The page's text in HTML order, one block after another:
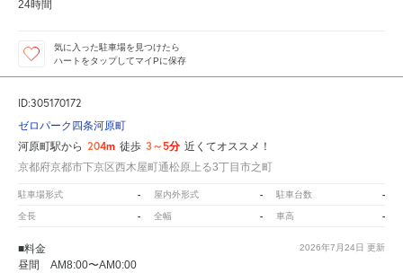
24時間
気に入った駐車場を見つけたら
ハートをタップしてマイPに保存
ID:305170172
ゼロパーク四条河原町
河原町駅から 204m 徒歩 3～5分 近くてオススメ！
京都府京都市下京区西木屋町通松原上る3丁目市之町
駐車場形式 - 屋内外形式 - 駐車台数 -
全長 - 全幅 - 車高 -
2026年7月24日 更新
■料金
昼間 AM8:00〜AM0:00